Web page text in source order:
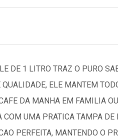
DE 1 LITRO TRAZ O PURO
ELE MANTEM
DA MANHA EM FAMILIA
UMA PRATICA TAMPA
PERFEITA, MANTENDO O